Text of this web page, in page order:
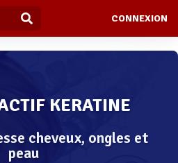
CONNEXION
KERATINE
cheveux, ongles et
peau